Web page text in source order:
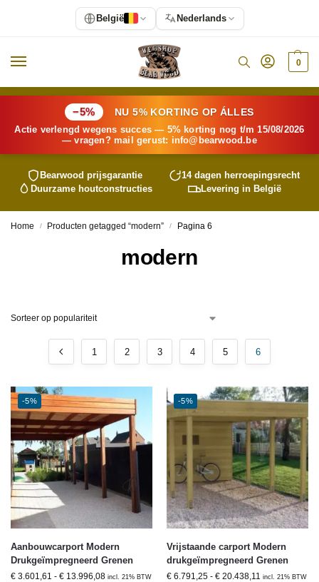
0
−5% NU 5% KORTING OP ÁLLES
Actie verlengd wegens succes — 5% korting nog t/m 15/08/2026
— vragen? mail gerust: info@ bearwood.be
Bearwood prijsgarantie
14 dagen herroepingsrecht
Duurzame houtconstructies
Levering in België
Home / Producten getagged “modern” / Pagina 6
modern
1 2 3 4 5 6
-5%
Aanbouwcarport Modern
Drukgeïmpregneerd Grenen
€ 3.601,61 - € 13.996,08 incl. 21% BTW
-5%
Vrijstaande carport Modern
drukgeïmpregneerd Grenen
€ 6.791,25 - € 20.438,11 incl. 21% BTW
België Nederlands